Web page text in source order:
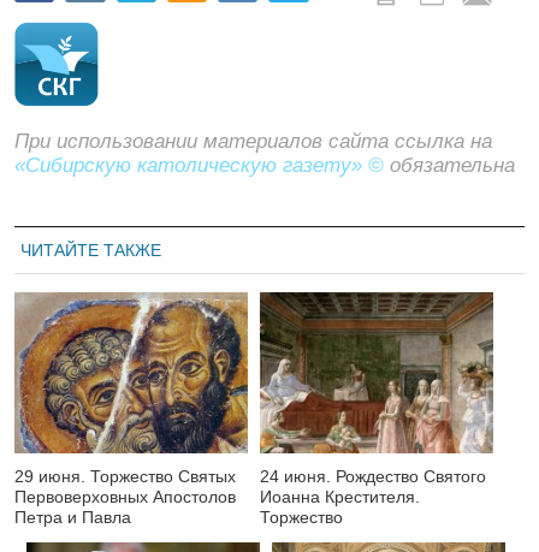
При использовании материалов сайта ссылка на
«Сибирскую католическую газету» © обязательна
ЧИТАЙТЕ ТАКЖЕ
29 июня. Торжество Святых
Первоверховных Апостолов
Петра и Павла
24 июня. Рождество Святого
Иоанна Крестителя.
Торжество